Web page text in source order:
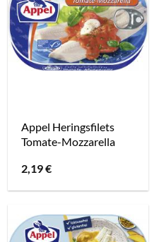
Appel Heringsfilets
Tomate-Mozzarella
2,19€